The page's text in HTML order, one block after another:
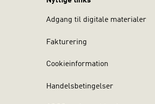
Adgang til digitale materialer
Fakturering
Cookieinformation
Handelsbetingelser